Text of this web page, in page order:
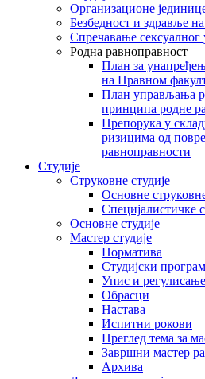
Организационе
Безбедност и здравље
Спречавање сексуалног
Родна равноправност
План за
на Правном
План управљања
принципа родне
Препорука у
ризицима од
равноправности
Студије
Струковне студије
Основне
Специјалистичке
Основне студије
Мастер студије
Норматива
Студијски
Упис и регулисање
Обрасци
Настава
Испитни рокови
Преглед тема за
Завршни мастер
Архива